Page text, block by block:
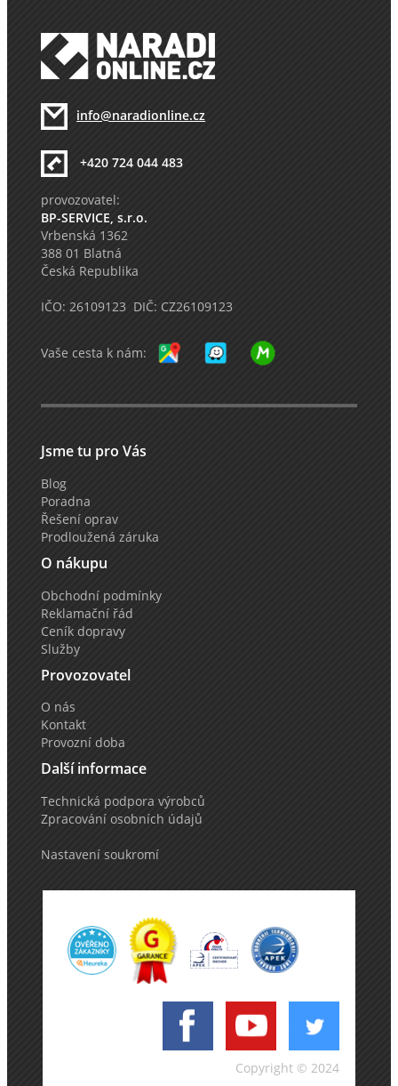
info@naradionline.cz
+420 724 044 483
provozovatel:
BP-SERVICE, s.r.o.
Vrbenská 1362
388 01 Blatná
Česká Republika
IČO: 26109123 DIČ: CZ26109123
Vaše cesta k nám:
Jsme tu pro Vás
Blog
Poradna
Řešení oprav
Prodloužená záruka
O nákupu
Obchodní podmínky
Reklamační řád
Ceník dopravy
Služby
Provozovatel
O nás
Kontakt
Provozní doba
Další informace
Technická podpora výrobců
Zpracování osobních údajů
Nastavení soukromí
Copyright © 2024